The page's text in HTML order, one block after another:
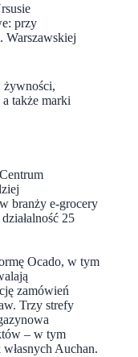
przy
Warszawskiej
żywności,
także marki
branży e-grocery
25
Ocado, w tym
zamówień
Trzy strefy
– w tym
Auchan.